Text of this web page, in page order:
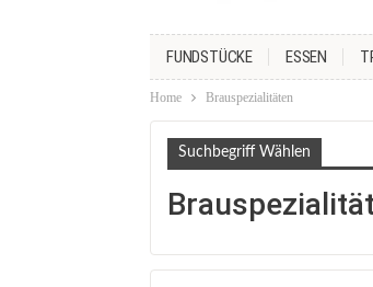
FUNDSTÜCKE ESSEN
Home Brauspezialitäten
Suchbegriff Wählen